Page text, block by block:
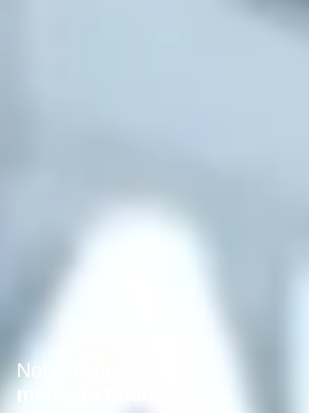
Notícias do
mercado financeiro